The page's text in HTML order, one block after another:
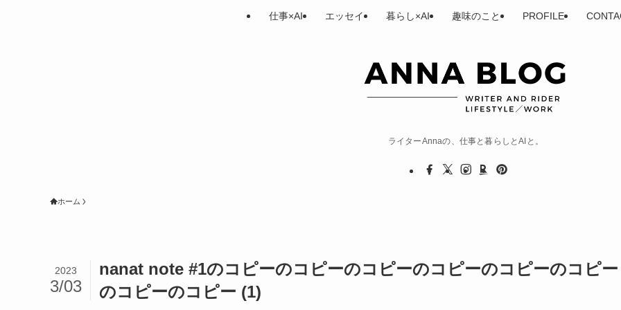
ライターAnnaの、仕事と暮らしとAIと。
仕事×AI エッセイ 暮らし×AI 趣味のこと PROFILE
ホーム
nanat note #1のコピーのコピーのコピーのコピーのコピーのコピー
のコピーのコピー (1)
2023
3/03